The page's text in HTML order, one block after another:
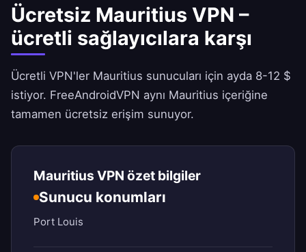
Ücretsiz Mauritius VPN –
ücretli sağlayıcılara karşı
Ücretli VPN'ler Mauritius sunucuları için ayda 8-12 $
istiyor. FreeAndroidVPN aynı Mauritius içeriğine
tamamen ücretsiz erişim sunuyor.
Mauritius VPN özet bilgiler
Sunucu konumları
Port Louis